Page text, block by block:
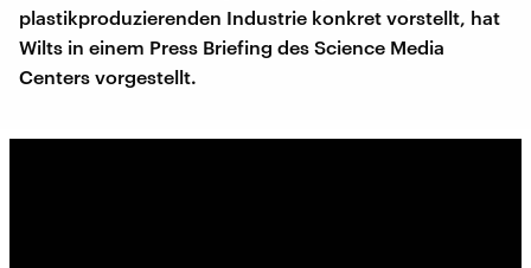
plastikproduzierenden Industrie konkret vorstellt, hat
Wilts in einem Press Briefing des Science Media
Centers vorgestellt.